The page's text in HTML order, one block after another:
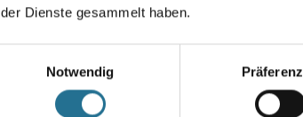
der Dienste gesammelt haben.
Notwendig